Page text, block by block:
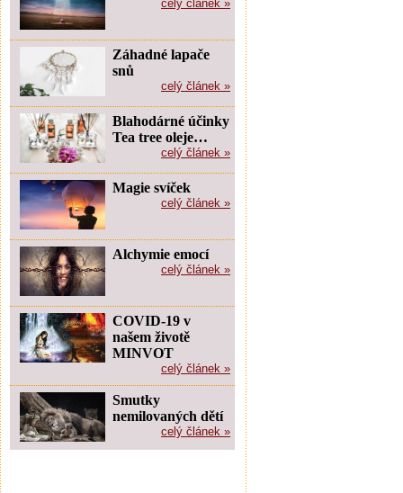
celý článek »
Záhadné lapače
snů
celý článek »
Blahodárné účinky
Tea tree oleje…
celý článek »
Magie svíček
celý článek »
Alchymie emocí
celý článek »
COVID-19 v
našem životě
MINVOT
celý článek »
Smutky
nemilovaných dětí
celý článek »